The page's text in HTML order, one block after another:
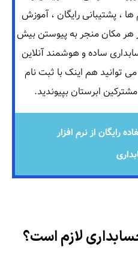
، پشتیبانی رایگان ، آموزش
هر مکان منجر به پیوستن بیش
ساده و هوشمند آنلاین
توانید هم اینک با ثبت نام
ابرستان بپیوندید.
رایگان از نرم افزار
لازم است؟